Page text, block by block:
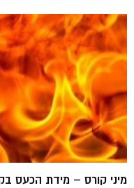
מיני קורס – מידת הכעס